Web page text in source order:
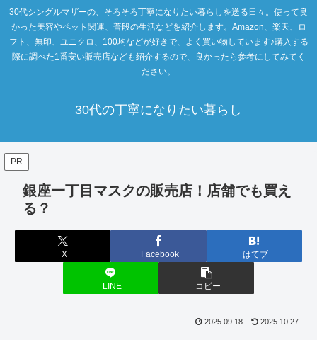
30代シングルマザーの、そろそろ丁寧になりたい暮らしを送る日々。使って良
かった美容やペット関連、普段の生活などを紹介します。Amazon、楽天、ロ
フト、無印、ユニクロ、100均などが好きで、よく買い物しています♪購入する
際に調べた1番安い販売店なども紹介するので、良かったら参考にしてみてく
ださい。
30代の丁寧になりたい暮らし
PR
銀座一丁目マスクの販売店！店舗でも買え
る？
X Facebook はてブ
LINE コピー
2025.09.18 2025.10.27